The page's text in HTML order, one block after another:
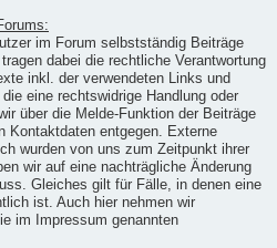
im Forum selbstständig Beiträge
dabei die rechtliche Verantwortung
inkl. der verwendeten Links und
eine rechtswidrige Handlung oder
über die Melde-Funktion der Beiträge
Kontaktdaten entgegen. Externe
wurden von uns zum Zeitpunkt ihrer
wir auf eine nachträgliche Änderung
Gleiches gilt für Fälle, in denen eine
ist. Auch hier nehmen wir
im Impressum genannten